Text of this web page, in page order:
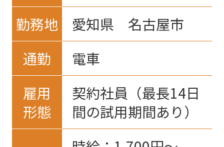
勤務地
愛知県 名古屋市
通勤
電車
雇用
形態
契約社員（最長14日
間の試用期間あり）